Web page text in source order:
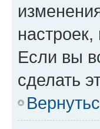
Если вы
сделать